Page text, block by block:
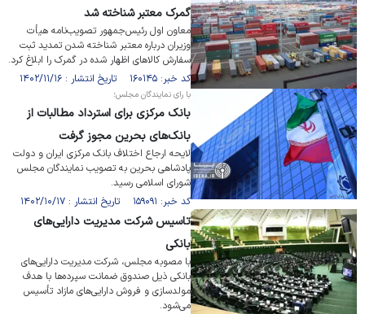
گمرک معتبر شناخته شد
معاون اول رئیس‌جمهور تصویب‌نامه هیأت
وزیران درباره معتبر شناخته شدن تمدید ثبت
سفارش کالا‌های اظهار شده در گمرک را ابلاغ کرد.
کد خبر: ۱۶۰۱۴۵ تاریخ انتشار : ۱۴۰۲/۱۱/۱۶
با رای نمایندگان مجلس؛
بانک مرکزی برای استرداد مطالبات از
بانک‌های بحرین مجوز گرفت
لایحه ارجاع اختلاف بانک مرکزی ایران و دولت
پادشاهی بحرین به تصویب نمایندگان مجلس
شورای اسلامی رسید.
کد خبر: ۱۵۹۰۹۱ تاریخ انتشار : ۱۴۰۲/۱۰/۱۷
تاسیس شرکت مدیریت دارایی‌های
بانکی
با مصوبه مجلس، شرکت مدیریت دارایی‌های
بانکی ذیل صندوق ضمانت سپرده‌ها با هدف
مولدسازی و فروش دارایی‌های مازاد تأسیس
می‌شود.